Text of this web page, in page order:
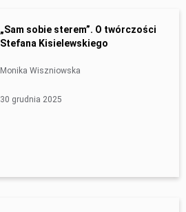
„Sam sobie sterem”. O twórczości
Stefana Kisielewskiego
Monika Wiszniowska
30 grudnia 2025